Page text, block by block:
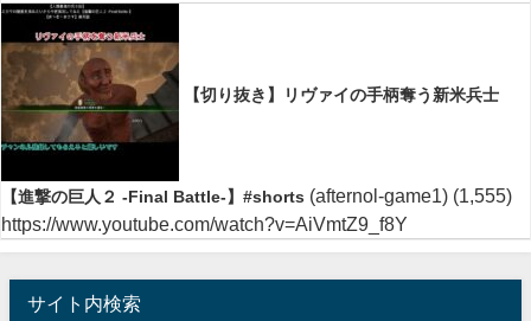
【切り抜き】リヴァイの手柄奪う新米兵士
【進撃の巨人２ -Final Battle-】#shorts (afternol-game1) (1,555)
https://www.youtube.com/watch?v=AiVmtZ9_f8Y
サイト内検索